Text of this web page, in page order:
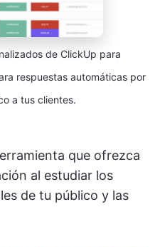
de ClickUp para
respuestas automáticas por
a tus clientes.
que ofrezca
al estudiar los
de tu público y las